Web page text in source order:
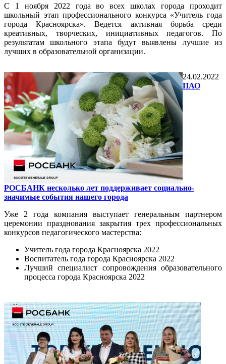
С 1 ноября 2022 года во всех школах города проходит
школьный этап профессионального конкурса «Учитель года
города Красноярска». Ведется активная борьба среди
креативных, творческих, инициативных педагогов. По
результатам школьного этапа будут выявлены лучшие из
лучших в образовательной организации.
24.02.2022
ПАО
РОСБАНК несколько лет поддерживает социально-
значимые события нашего города
Уже 2 года компания выступает генеральным партнером
церемонии празднования закрытия трех профессиональных
конкурсов педагогического мастерства:
Учитель года города Красноярска 2022
Воспитатель года города Красноярска 2022
Лучший специалист сопровождения образовательного
процесса города Красноярска 2022